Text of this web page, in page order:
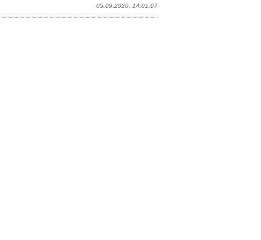
05.09.2020, 14:01:07